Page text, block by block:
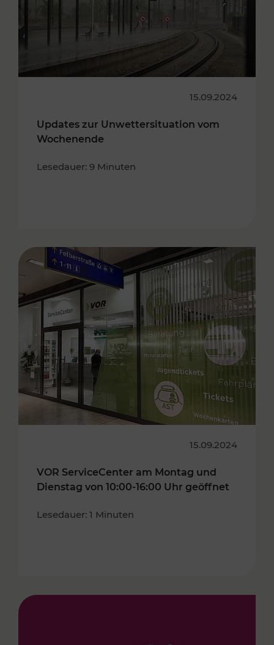
15.09.2024
Updates zur Unwettersituation vom
Wochenende
Lesedauer: 9 Minuten
15.09.2024
VOR ServiceCenter am Montag und
Dienstag von 10:00-16:00 Uhr geöffnet
Lesedauer: 1 Minuten